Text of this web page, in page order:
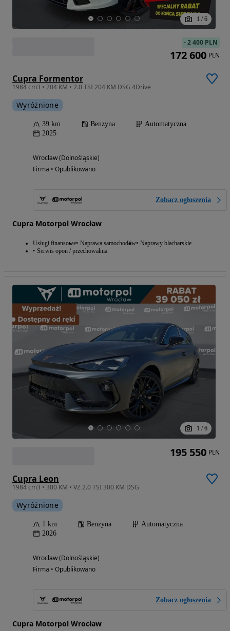
1 / 6
Cupra Formentor
1984 cm3 • 204 KM • 2.0 TSI 204 KM DSG 4Drive
Wyróżnione
39 km Benzyna
Automatyczna
2025
Wrocław (Dolnośląskie)
Firma • Opublikowano
Zobacz ogłoszenia
Cupra Motorpol Wrocław
Usługi finansowe Naprawa samochodów Naprawy blacharskie
Serwis opon / przechowalnia
-2 400 PLN
172 600 PLN
1 / 6
Cupra Leon
1984 cm3 • 300 KM • VZ 2.0 TSI 300 KM DSG
Wyróżnione
1 km Benzyna
Automatyczna
2026
Wrocław (Dolnośląskie)
Firma • Opublikowano
Zobacz ogłoszenia
Cupra Motorpol Wrocław
195 550 PLN